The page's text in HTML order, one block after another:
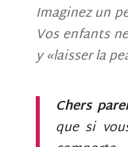
Imaginez un
Vos enfants
y «laisser la
Chers
que si